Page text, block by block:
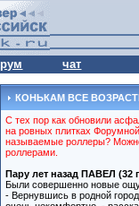
чат
КОНЬКАМ ВСЕ
С тех пор как обновили
на ровных плитках
называемые роллеры?
роллерами.
Пару лет назад ПАВЕЛ (32
Были совершенно новые
- Вернувшись в родной